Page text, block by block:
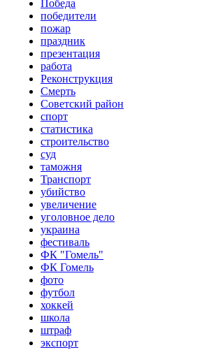
Победа
победители
пожар
праздник
презентация
работа
Реконструкция
Смерть
Советский район
спорт
статистика
строительство
суд
таможня
Транспорт
убийство
увеличение
уголовное дело
украина
фестиваль
ФК "Гомель"
ФК Гомель
фото
футбол
хоккей
школа
штраф
экспорт